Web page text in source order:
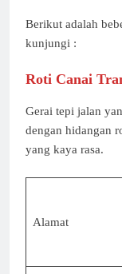
Berikut adalah
kunjungi :​
Roti Canai
Gerai tepi jalan
dengan hidangan
yang kaya rasa.
Alamat